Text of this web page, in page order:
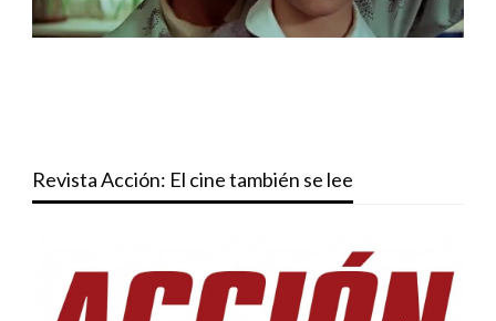
Revista Acción: El cine también se lee